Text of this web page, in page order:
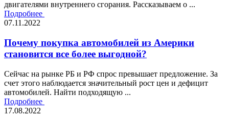
двигателями внутреннего сгорания. Рассказываем о ...
Подробнее
07.11.2022
Почему покупка автомобилей из Америки
становится все более выгодной?
Сейчас на рынке РБ и РФ спрос превышает предложение. За
счет этого наблюдается значительный рост цен и дефицит
автомобилей. Найти подходящую ...
Подробнее
17.08.2022